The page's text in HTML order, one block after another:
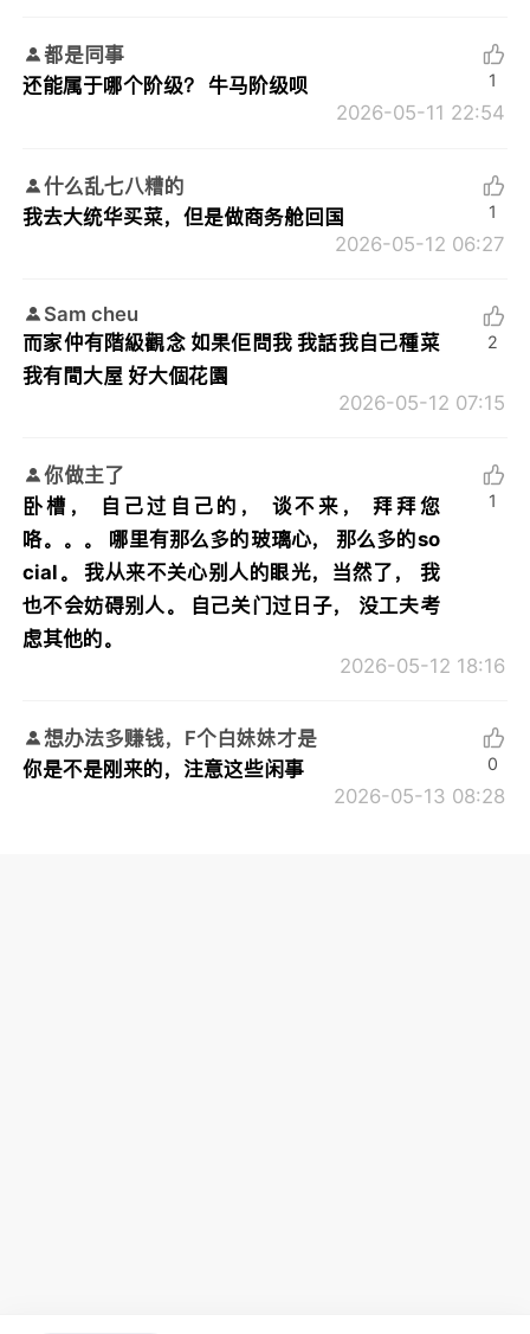
都是同事
还能属于哪个阶级？ 牛马阶级呗
2026-05-11 22:54
1
什么乱七八糟的
我去大统华买菜，但是做商务舱回国
2026-05-12 06:27
1
Sam cheu
而家仲有階級觀念 如果佢問我 我話我自己種菜
我有間大屋 好大個花園
2026-05-12 07:15
2
你做主了
卧槽， 自己过自己的， 谈不来， 拜拜您
咯。。。 哪里有那么多的玻璃心， 那么多的so
cial。 我从来不关心别人的眼光，当然了， 我
也不会妨碍别人。 自己关门过日子， 没工夫考
虑其他的。
2026-05-12 18:16
1
想办法多赚钱，F个白妹妹才是
你是不是刚来的，注意这些闲事
2026-05-13 08:28
0